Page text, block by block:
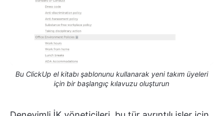
Bu ClickUp el kitabı şablonunu kullanarak yeni takım üyeleri
için bir başlangıç kılavuzu oluşturun